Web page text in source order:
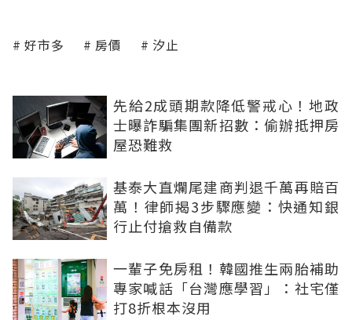
好市多 房價 汐止
先給2成頭期款降低警戒心！地政
士曝詐騙集團新招數：偷辦抵押房
屋恐難救
基泰大直爛尾建商判退千萬再賠百
萬！律師揭3步驟應變：快通知銀
行止付搶救自備款
一輩子免房租！韓國推生兩胎補助
專家喊話「台灣應學習」：社宅僅
打8折根本沒用